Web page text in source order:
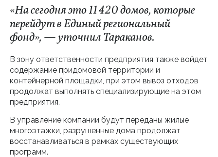
«На сегодня это 11 420 домов, которые
перейдут в Единый региональный
фонд», — уточнил Тараканов.
В зону ответственности предприятия также войдет
содержание придомовой территории и
контейнерной площадки, при этом вывоз отходов
продолжат выполнять специализирующие на этом
предприятия.
В управление компании будут переданы жилые
многоэтажки, разрушенные дома продолжат
восстанавливаться в рамках существующих
программ.